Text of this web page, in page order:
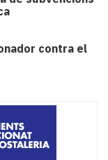
contra el